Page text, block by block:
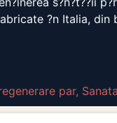
?n Italia,
par,